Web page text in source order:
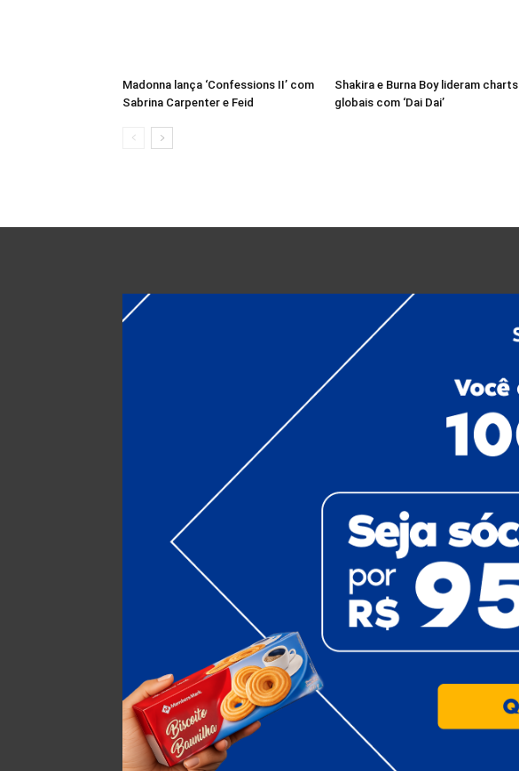
Madonna lança ‘Confessions II’ com
Sabrina Carpenter e Feid
Shakira e Burna Boy lideram charts
globais com ‘Dai Dai’